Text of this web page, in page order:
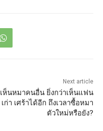
Next article
เห็นหมาคนอื่น ยิ่งกว่าเห็นแฟน
เก่า เศร้าได้อีก ถึงเวลาซื้อหมา
ตัวใหม่หรือยัง?